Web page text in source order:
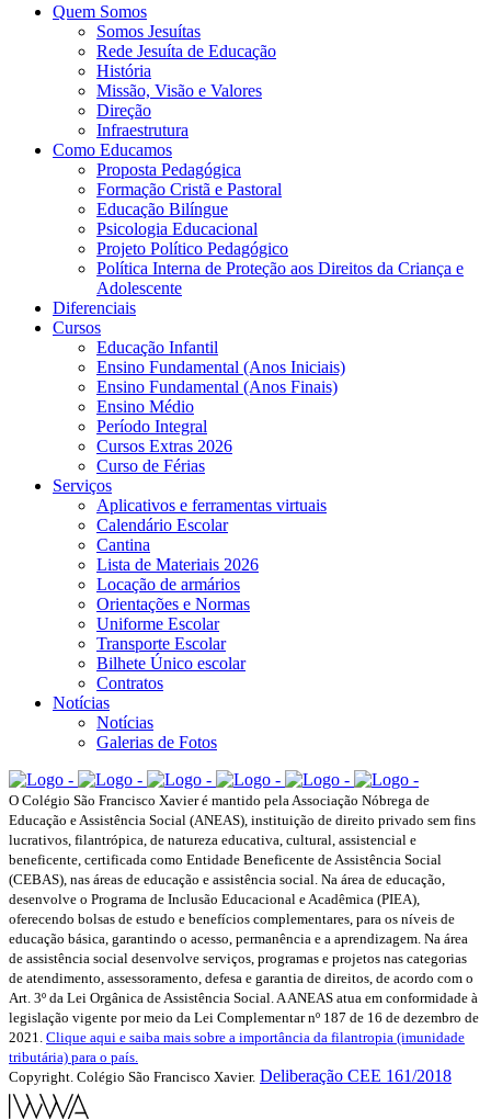
Quem Somos
Somos Jesuítas
Rede Jesuíta de Educação
História
Missão, Visão e Valores
Direção
Infraestrutura
Como Educamos
Proposta Pedagógica
Formação Cristã e Pastoral
Educação Bilíngue
Psicologia Educacional
Projeto Político Pedagógico
Política Interna de Proteção aos Direitos da Criança e
Adolescente
Diferenciais
Cursos
Educação Infantil
Ensino Fundamental (Anos Iniciais)
Ensino Fundamental (Anos Finais)
Ensino Médio
Período Integral
Cursos Extras 2026
Curso de Férias
Serviços
Aplicativos e ferramentas virtuais
Calendário Escolar
Cantina
Lista de Materiais 2026
Locação de armários
Orientações e Normas
Uniforme Escolar
Transporte Escolar
Bilhete Único escolar
Contratos
Notícias
Notícias
Galerias de Fotos
O Colégio São Francisco Xavier é mantido pela Associação Nóbrega de
Educação e Assistência Social (ANEAS), instituição de direito privado sem fins
lucrativos, filantrópica, de natureza educativa, cultural, assistencial e
beneficente, certificada como Entidade Beneficente de Assistência Social
(CEBAS), nas áreas de educação e assistência social. Na área de educação,
desenvolve o Programa de Inclusão Educacional e Acadêmica (PIEA),
oferecendo bolsas de estudo e benefícios complementares, para os níveis de
educação básica, garantindo o acesso, permanência e a aprendizagem. Na área
de assistência social desenvolve serviços, programas e projetos nas categorias
de atendimento, assessoramento, defesa e garantia de direitos, de acordo com o
Art. 3º da Lei Orgânica de Assistência Social. A ANEAS atua em conformidade à
legislação vigente por meio da Lei Complementar nº 187 de 16 de dezembro de
2021. Clique aqui e saiba mais sobre a importância da filantropia (imunidade
tributária) para o país.
Copyright. Colégio São Francisco Xavier. Deliberação CEE 161/2018